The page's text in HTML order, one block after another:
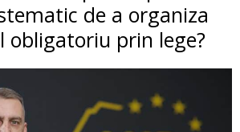
de a organiza
obligatoriu prin lege?